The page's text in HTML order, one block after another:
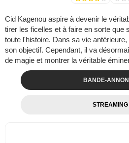
Cid Kagenou aspire à devenir le
tirer les ficelles et à faire en sorte que
toute l'histoire. Dans sa vie
son objectif. Cependant, il va
de magie et montrer la véritable
BANDE-
STREAMING